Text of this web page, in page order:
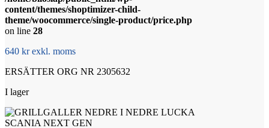
content/themes/shoptimizer-child-
theme/woocommerce/single-product/price.php
on line 28
640 kr exkl. moms
ERSÄTTER ORG NR 2305632
I lager